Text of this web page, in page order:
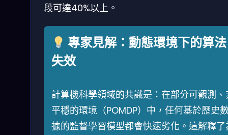
段可達40%以上。
專家見解：動態環境下的算法
失效
計算機科學領域的共識是：在部分可觀測、
平穩的環境（POMDP）中，任何基於歷史
據的監督學習模型都會快速劣化。這解釋了